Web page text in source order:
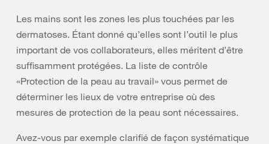
Les mains sont les zones les plus touchées par les
dermatoses. Étant donné qu’elles sont l’outil le plus
important de vos collaborateurs, elles méritent d’être
suffisamment protégées. La liste de contrôle
«Protection de la peau au travail» vous permet de
déterminer les lieux de votre entreprise où des
mesures de protection de la peau sont nécessaires.
Avez-vous par exemple clarifié de façon systématique